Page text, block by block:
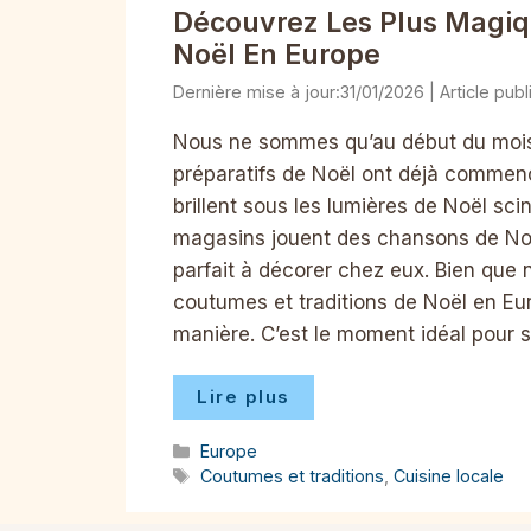
Découvrez Les Plus
Noël En Europe
31/01/2026
Nous ne sommes qu’au début du
préparatifs de Noël ont déjà
brillent sous les lumières de Noël
magasins jouent des chansons de
parfait à décorer chez eux. Bien
coutumes et traditions de Noël en
manière. C’est le moment idéal
Lire plus
Catégories
Europe
Étiquettes
Coutumes et traditions ,Cuisine locale